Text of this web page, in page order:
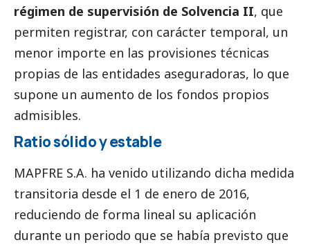
régimen de supervisión de Solvencia II, que
permiten registrar, con carácter temporal, un
menor importe en las provisiones técnicas
propias de las entidades aseguradoras, lo que
supone un aumento de los fondos propios
admisibles.
Ratio sólido y estable
MAPFRE S.A. ha venido utilizando dicha medida
transitoria desde el 1 de enero de 2016,
reduciendo de forma lineal su aplicación
durante un periodo que se había previsto que